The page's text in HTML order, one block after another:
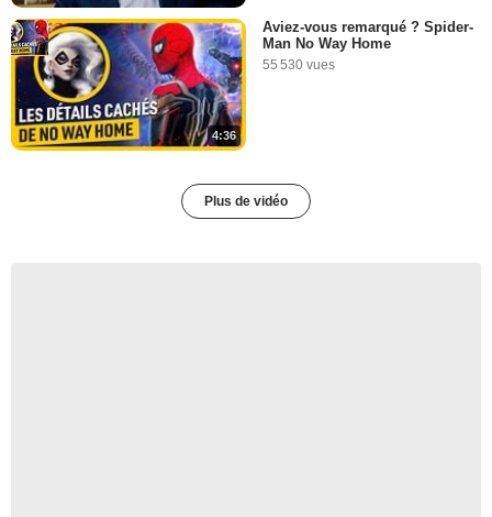
4:36
Aviez-vous remarqué ? Spider-
Man No Way Home
55 530 vues
Plus de vidéo